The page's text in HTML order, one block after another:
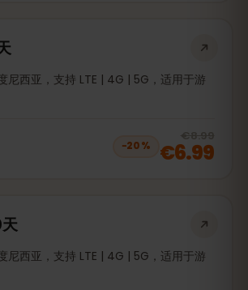
尼西亚，支持 LTE | 4G | 5G，适用于游
−20%
€8.99
€6.99
尼西亚，支持 LTE | 4G | 5G，适用于游